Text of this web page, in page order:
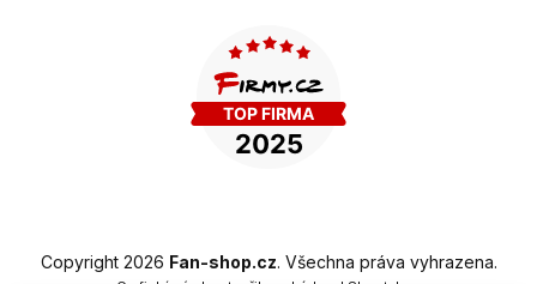
Copyright 2026 Fan-shop.cz. Všechna práva vyhrazena.